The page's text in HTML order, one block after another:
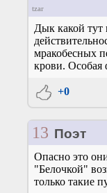
tzar
Дык какой тут
мракобесных
крови. Особая
+0
13 Поэт
Опасно это
"Белочкой"
только такие